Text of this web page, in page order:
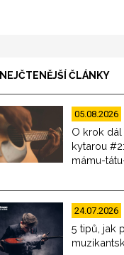
NEJČTENĚJŠÍ ČLÁNKY
05.08.2026
O krok
kytarou
mámu-
24.07.2026
5 tipů, jak